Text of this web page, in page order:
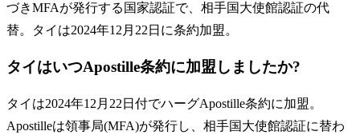
づきMFAが発行する国家認証で、相手国大使館認証の代
替。タイは2024年12月22日に条約加盟。
タイはいつApostille条約に加盟しましたか?
タイは2024年12月22日付でハーグApostille条約に加盟。
Apostilleは領事局(MFA)が発行し、相手国大使館認証に替わ